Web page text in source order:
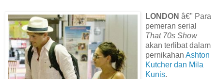
LONDON â€" Para
pemeran serial
That 70s Show
akan terlibat dalam
pernikahan Ashton
Kutcher dan Mila
Kunis.